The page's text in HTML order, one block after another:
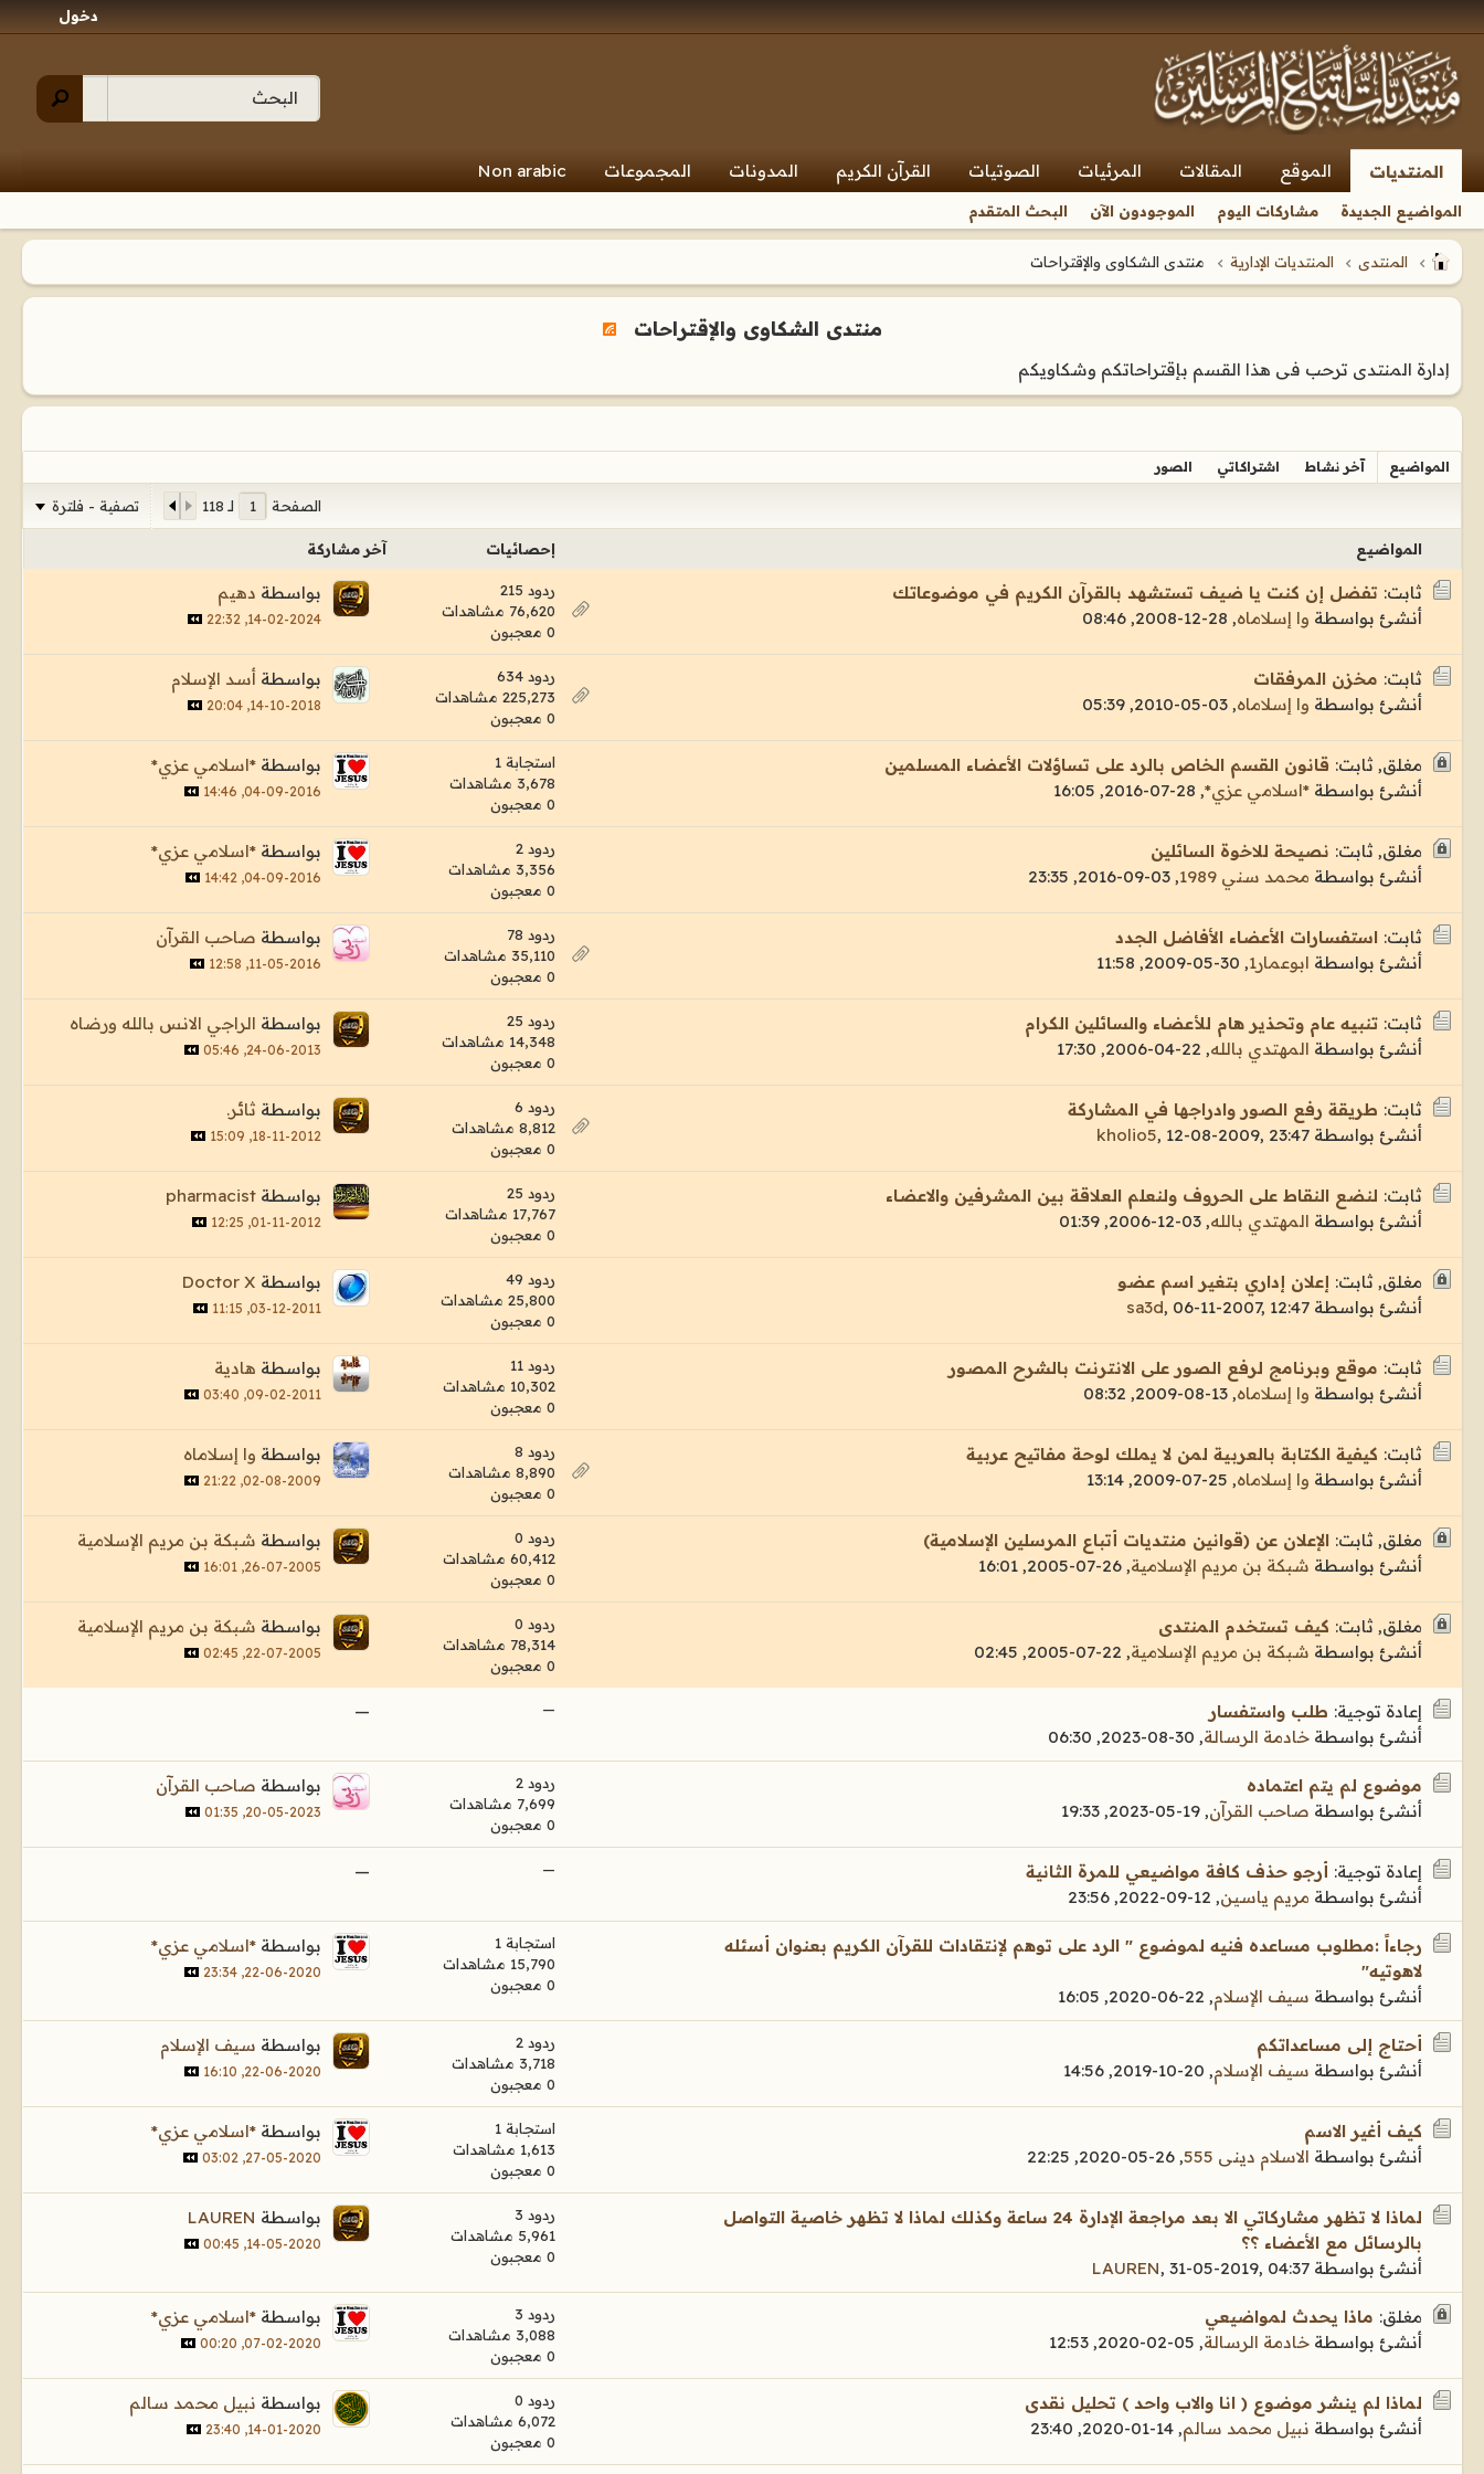
دخول
المنتديات الموقع المقالات المرئيات الصوتيات القرآن الكريم المدونات المجموعات Non arabic
المواضيع الجديدة مشاركات اليوم الموجودون الآن البحث المتقدم
المنتدى المنتديات الإدارية منتدى الشكاوى والإقتراحات
منتدى الشكاوى والإقتراحات
إدارة المنتدى ترحب فى هذا القسم بإقتراحاتكم وشكاويكم
المواضيع آخر نشاط اشتراكاتي الصور
الصفحة لـ 118 تصفية - فلترة
المواضيع إحصائيات آخر مشاركة
ثابت: تفضل إن كنت يا ضيف تستشهد بالقرآن الكريم في موضوعاتك
أنشئ بواسطة وا إسلاماه,
28-12-2008, 08:46
ردود 215
76,620 مشاهدات
0 معجبون
بواسطة دهيم
14-02-2024, 22:32
ثابت: مخزن المرفقات
أنشئ بواسطة وا إسلاماه,
03-05-2010, 05:39
ردود 634
225,273 مشاهدات
0 معجبون
بواسطة أسد الإسلام
14-10-2018, 20:04
مغلق, ثابت: قانون القسم الخاص بالرد على تساؤلات الأعضاء المسلمين
أنشئ بواسطة*اسلامي عزي*,
28-07-2016, 16:05
استجابة 1
3,678 مشاهدات
0 معجبون
بواسطة*اسلامي عزي*
04-09-2016, 14:46
مغلق, ثابت: نصيحة للاخوة السائلين
أنشئ بواسطة محمد سني 1989 ,
03-09-2016, 23:35
ردود 2
3,356 مشاهدات
0 معجبون
بواسطة*اسلامي عزي*
04-09-2016, 14:42
ثابت: استفسارات الأعضاء الأفاضل الجدد
أنشئ بواسطة ابوعمار1 ,
30-05-2009, 11:58
ردود 78
35,110 مشاهدات
0 معجبون
بواسطة صاحب القرآن
11-05-2016, 12:58
ثابت: تنبيه عام وتحذير هام للأعضاء والسائلين الكرام
أنشئ بواسطة المهتدي بالله,
22-04-2006, 17:30
ردود 25
14,348 مشاهدات
0 معجبون
بواسطة الراجي الانس بالله ورضاه
24-06-2013, 05:46
ثابت: طريقة رفع الصور وادراجها في المشاركة
أنشئ بواسطة
kholio5, 12-08-2009, 23:47
ردود 6
8,812 مشاهدات
0 معجبون
بواسطة ثائر.
18-11-2012, 15:09
ثابت: لنضع النقاط على الحروف ولنعلم العلاقة بين المشرفين والاعضاء
أنشئ بواسطة المهتدي بالله,
03-12-2006, 01:39
ردود 25
17,767 مشاهدات
0 معجبون
بواسطةpharmacist
01-11-2012, 12:25
مغلق, ثابت: إعلان إداري بتغير اسم عضو
أنشئ بواسطة
sa3d, 06-11-2007, 12:47
ردود 49
25,800 مشاهدات
0 معجبون
بواسطة Doctor X
03-12-2011, 11:15
ثابت: موقع وبرنامج لرفع الصور على الانترنت بالشرح المصور
أنشئ بواسطة وا إسلاماه,
13-08-2009, 08:32
ردود 11
10,302 مشاهدات
0 معجبون
بواسطة هادية
09-02-2011, 03:40
ثابت: كيفية الكتابة بالعربية لمن لا يملك لوحة مفاتيح عربية
أنشئ بواسطة وا إسلاماه,
25-07-2009, 13:14
ردود 8
8,890 مشاهدات
0 معجبون
بواسطة وا إسلاماه
02-08-2009, 21:22
مغلق, ثابت: الإعلان عن (قوانين منتديات أتباع المرسلين الإسلامية)
أنشئ بواسطة شبكة بن مريم الإسلامية,
26-07-2005, 16:01
ردود 0
60,412 مشاهدات
0 معجبون
بواسطة شبكة بن مريم الإسلامية
26-07-2005, 16:01
مغلق, ثابت: كيف تستخدم المنتدى
أنشئ بواسطة شبكة بن مريم الإسلامية,
22-07-2005, 02:45
ردود 0
78,314 مشاهدات
0 معجبون
بواسطة شبكة بن مريم الإسلامية
22-07-2005, 02:45
إعادة توجية: طلب واستفسار
أنشئ بواسطةخادمة الرسالة,
30-08-2023, 06:30
—
—
موضوع لم يتم اعتماده
أنشئ بواسطة صاحب القرآن,
19-05-2023, 19:33
ردود 2
7,699 مشاهدات
0 معجبون
بواسطة صاحب القرآن
20-05-2023, 01:35
إعادة توجية: أرجو حذف كافة مواضيعي للمرة الثانية
أنشئ بواسطة مريم ياسين,
12-09-2022, 23:56
—
—
رجاءاً :مطلوب مساعده فنيه لموضوع " الرد على توهم لإنتقادات للقرآن الكريم بعنوان أسئله
لاهوتيه"
أنشئ بواسطة سيف الإسلام,
22-06-2020, 16:05
استجابة 1
15,790 مشاهدات
0 معجبون
بواسطة*اسلامي عزي*
22-06-2020, 23:34
أحتاج إلى مساعداتكم
أنشئ بواسطة سيف الإسلام,
20-10-2019, 14:56
ردود 2
3,718 مشاهدات
0 معجبون
بواسطة سيف الإسلام
22-06-2020, 16:10
كيف أغير الاسم
أنشئ بواسطة الاسلام دينى 555 ,
26-05-2020, 22:25
استجابة 1
1,613 مشاهدات
0 معجبون
بواسطة*اسلامي عزي*
27-05-2020, 03:02
لماذا لا تظهر مشاركاتي الا بعد مراجعة الإدارة 24 ساعة وكذلك لماذا لا تظهر خاصية التواصل
بالرسائل مع الأعضاء ؟؟
أنشئ بواسطة
LAUREN, 31-05-2019, 04:37
ردود 3
5,961 مشاهدات
0 معجبون
بواسطة LAUREN
14-05-2020, 00:45
مغلق: ماذا يحدث لمواضيعي
أنشئ بواسطةخادمة الرسالة,
05-02-2020, 12:53
ردود 3
3,088 مشاهدات
0 معجبون
بواسطة*اسلامي عزي*
07-02-2020, 00:20
لماذا لم ينشر موضوع ( انا والاب واحد ) تحليل نقدى
أنشئ بواسطة نبيل محمد سالم,
14-01-2020, 23:40
ردود 0
6,072 مشاهدات
0 معجبون
بواسطة نبيل محمد سالم
14-01-2020, 23:40